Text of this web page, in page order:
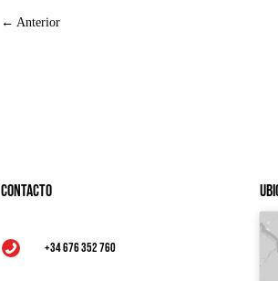
← Anterior
Contacto
 +34 676 352 760